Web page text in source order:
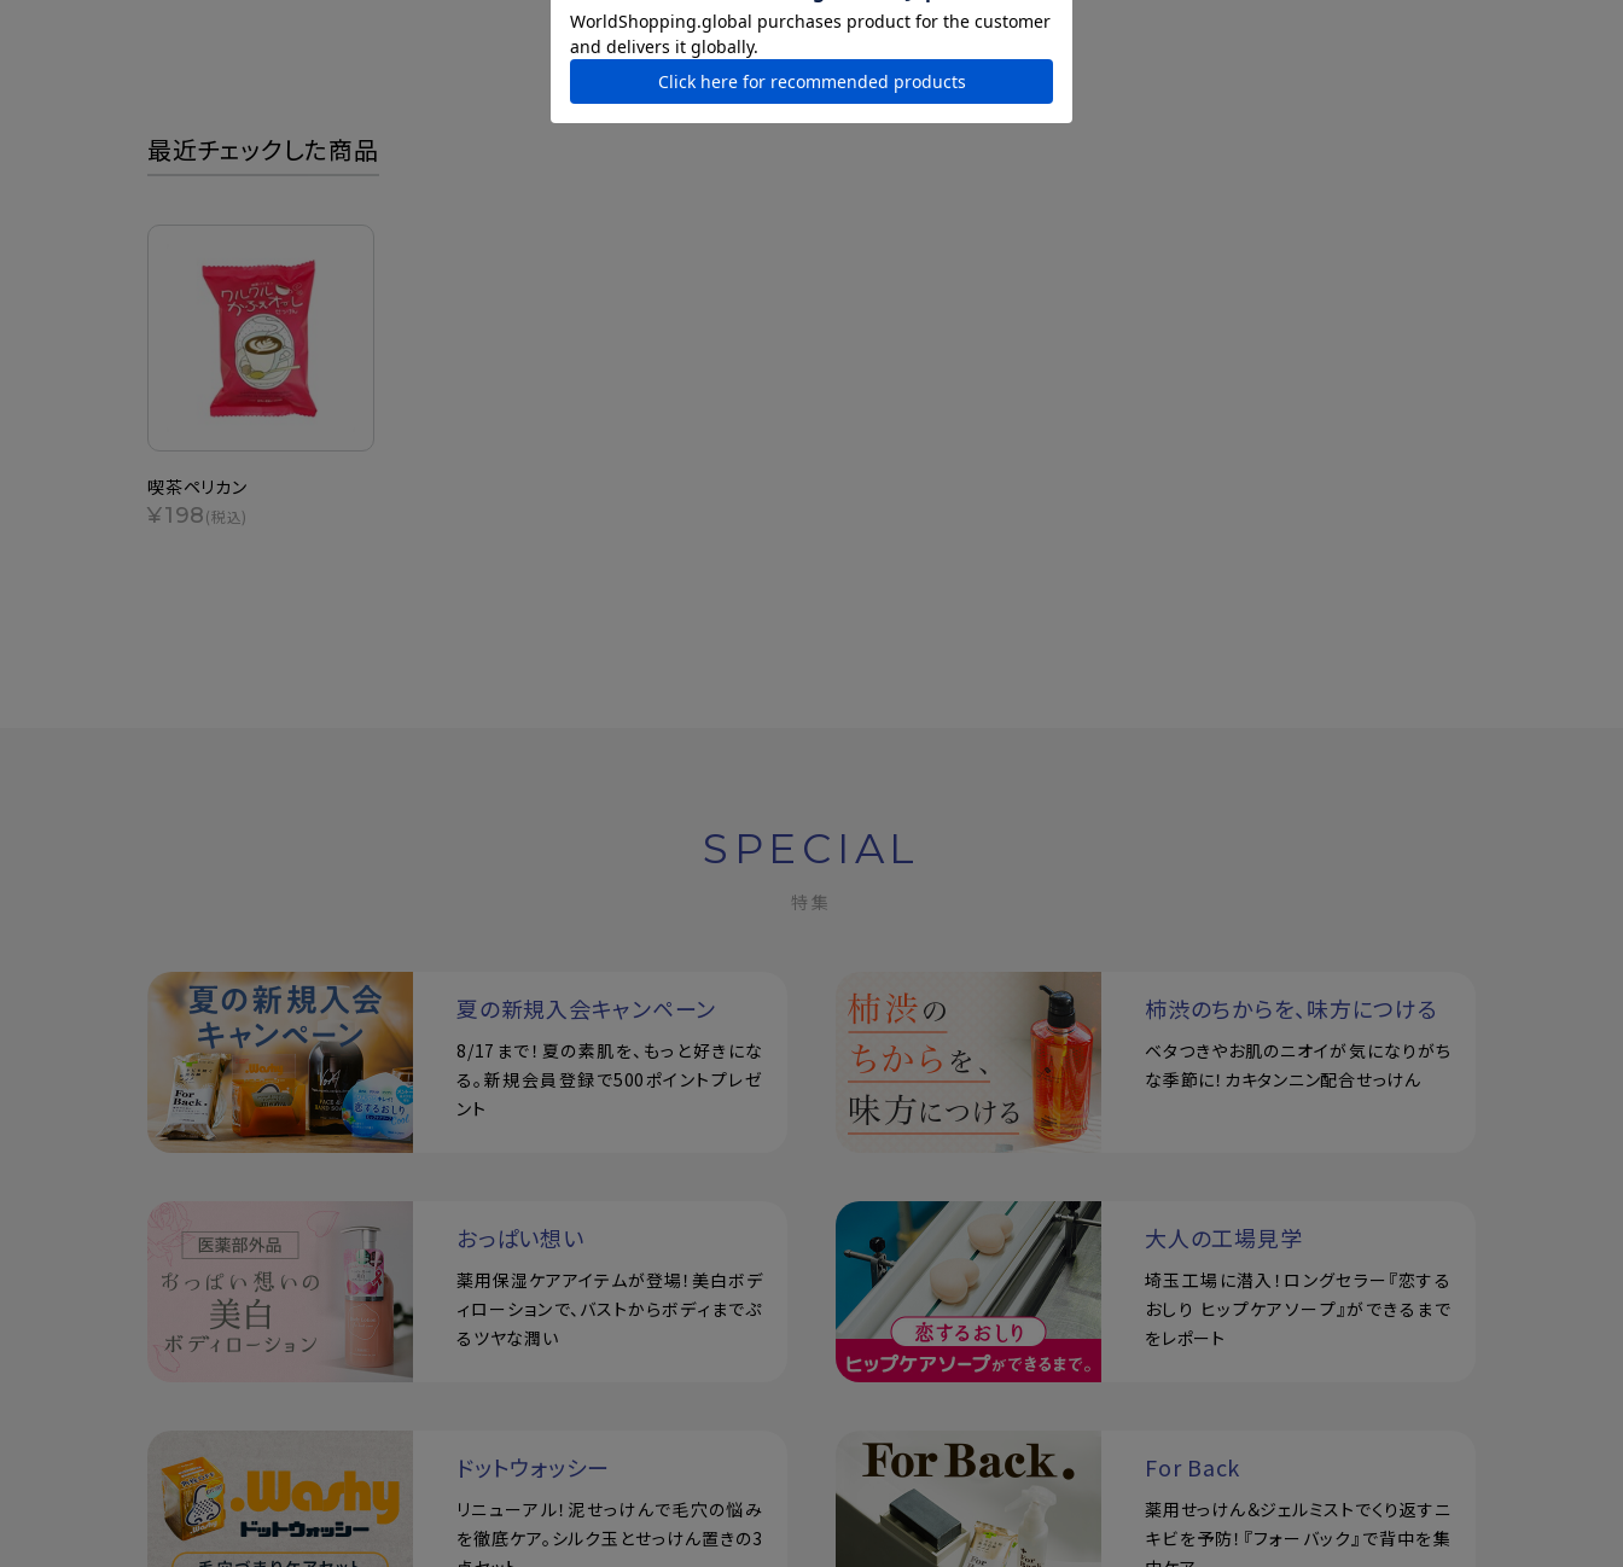
最近チェックした商品
喫茶ペリカン
¥198(税込)
SPECIAL
特集
夏の新規入会キャンペーン
8/17まで！夏の素肌を、もっと好きにな
る。新規会員登録で500ポイントプレゼ
ント
柿渋のちからを、味方につける
ベタつきやお肌のニオイが気になりがち
な季節に！カキタンニン配合せっけん
おっぱい想い
薬用保湿ケアアイテムが登場！美白ボデ
ィローションで、バストからボディまでぷ
るツヤな潤い
大人の工場見学
埼玉工場に潜入！ロングセラー『恋する
おしり ヒップケアソープ』ができるまで
をレポート
ドットウォッシー
リニューアル！泥せっけんで毛穴の悩み
を徹底ケア。シルク玉とせっけん置きの3
For Back
薬用せっけん＆ジェルミストでくり返すニ
キビを予防！『フォーバック』で背中を集